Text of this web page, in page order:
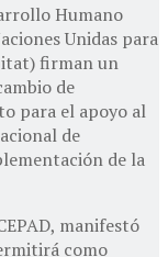
Humano
Unidas para
firman un
de
para el apoyo al
de
de la
manifestó
como